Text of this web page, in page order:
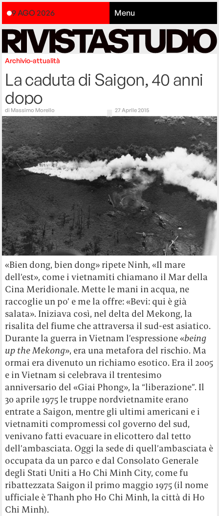
9 AGO 2026 Menu
Archivio-attualità
La caduta di Saigon, 40 anni
dopo
di Massimo Morello 27 Aprile 2015
«Bien dong, bien dong» ripete Ninh, «Il mare
dell’est», come i vietnamiti chiamano il Mar della
Cina Meridionale. Mette le mani in acqua, ne
raccoglie un po’ e me la offre: «Bevi: qui è già
salata». Iniziava così, nel delta del Mekong, la
risalita del fiume che attraversa il sud-est asiatico.
Durante la guerra in Vietnam l’espressione «being
up the Mekong», era una metafora del rischio. Ma
ormai era divenuto un richiamo esotico. Era il 2005
e in Vietnam si celebrava il trentesimo
anniversario del «Giai Phong», la “liberazione”. Il
30 aprile 1975 le truppe nordvietnamite erano
entrate a Saigon, mentre gli ultimi americani e i
vietnamiti compromessi col governo del sud,
venivano fatti evacuare in elicottero dal tetto
dell’ambasciata. Oggi la sede di quell’ambasciata è
occupata da un parco e dal Consolato Generale
degli Stati Uniti a Ho Chi Minh City, come fu
ribattezzata Saigon il primo maggio 1975 (il nome
ufficiale è Thanh pho Ho Chi Minh, la città di Ho
Chi Minh).